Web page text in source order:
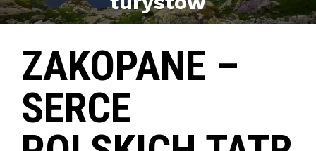
ZAKOPANE –
SERCE